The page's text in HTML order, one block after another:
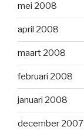
mei 2008
april 2008
maart 2008
februari 2008
januari 2008
december 2007